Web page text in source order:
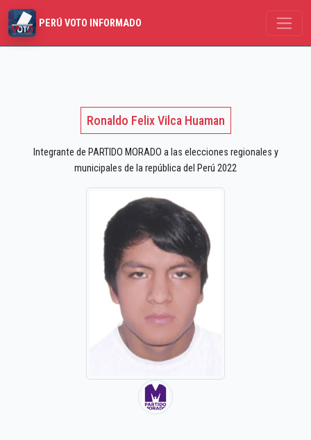
PERÚ VOTO INFORMADO
Ronaldo Felix Vilca Huaman
Integrante de PARTIDO MORADO a las elecciones regionales y
municipales de la república del Perú 2022